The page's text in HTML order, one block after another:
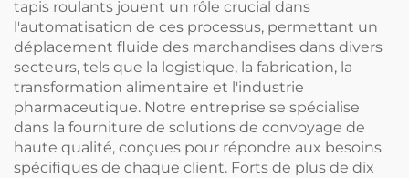
tapis roulants jouent un rôle crucial dans
l'automatisation de ces processus, permettant un
déplacement fluide des marchandises dans divers
secteurs, tels que la logistique, la fabrication, la
transformation alimentaire et l'industrie
pharmaceutique. Notre entreprise se spécialise
dans la fourniture de solutions de convoyage de
haute qualité, conçues pour répondre aux besoins
spécifiques de chaque client. Forts de plus de dix